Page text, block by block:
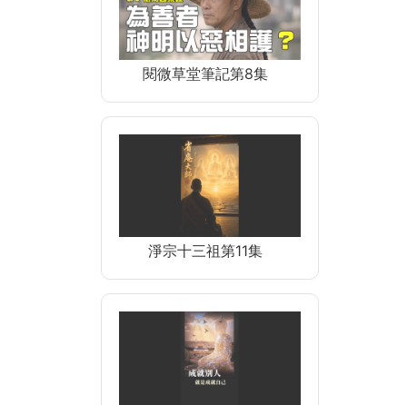
閱微草堂筆記第8集
淨宗十三祖第11集